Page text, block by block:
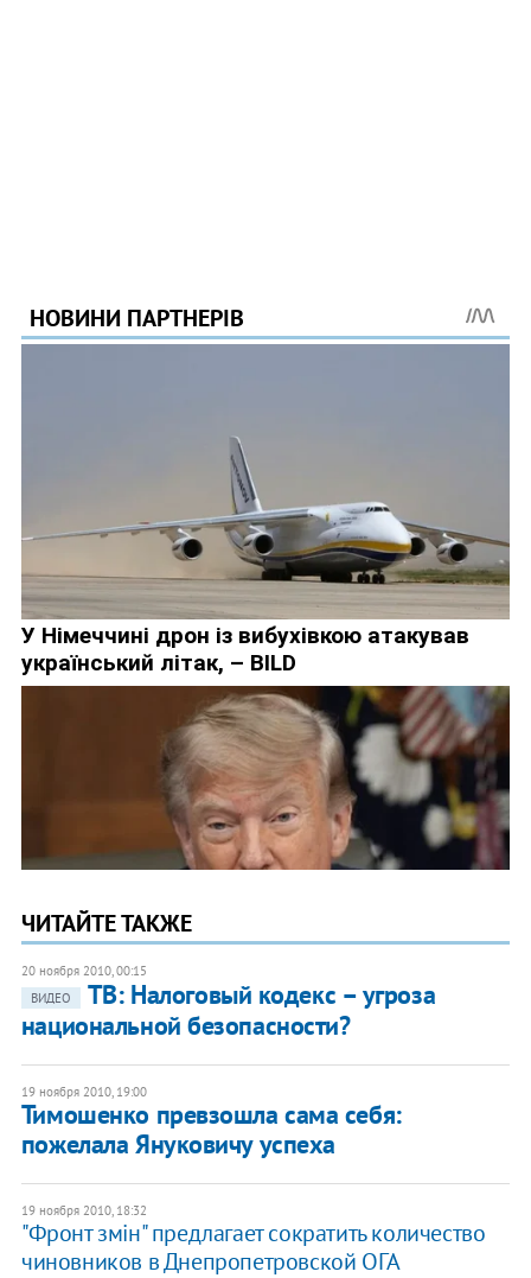
ЧИТАЙТЕ ТАКЖЕ
20 ноября 2010, 00:15
ВИДЕО
ТВ: Налоговый кодекс – угроза
национальной безопасности?
19 ноября 2010, 19:00
​Тимошенко превзошла сама себя:
пожелала Януковичу успеха
19 ноября 2010, 18:32
"Фронт змiн" предлагает сократить количество
чиновников в Днепропетровской ОГА